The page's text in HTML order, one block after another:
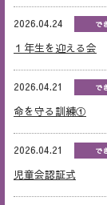
2026.04.24 で
１年生を迎える会
2026.04.21 で
命を守る訓練①
2026.04.21 で
児童会認証式